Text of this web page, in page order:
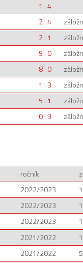
1 : 4
2 : 4
2 : 1
9 : 0
8 : 0
1 : 3
5 : 1
0 : 3
ročník
2022/2023
1
2022/2023
2022/2023
1
2021/2022
2021/2022
5